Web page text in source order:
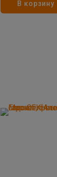
В корзину